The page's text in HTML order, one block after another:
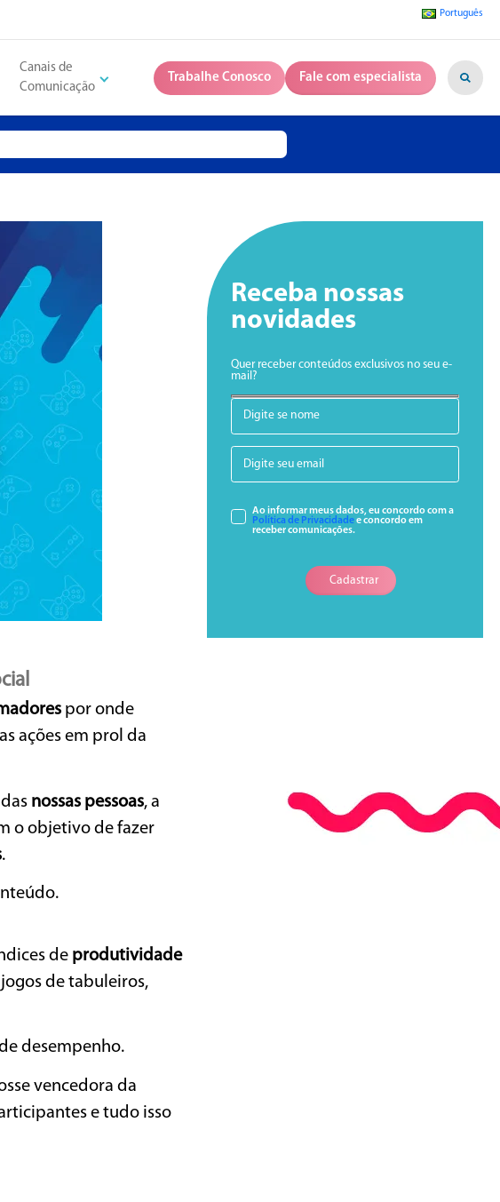
Português
Canais de
Comunicação
Trabalhe Conosco Fale com especialista
por onde
ações em prol da
nossas pessoas, a
o objetivo de fazer
.
de produtividade
de tabuleiros,
desempenho.
vencedora da
e tudo isso
Receba nossas
novidades
Quer receber conteúdos exclusivos no seu e-
mail?
Ao informar meus dados, eu concordo com a
Política de Privacidadee concordo em
receber comunicações.
Cadastrar